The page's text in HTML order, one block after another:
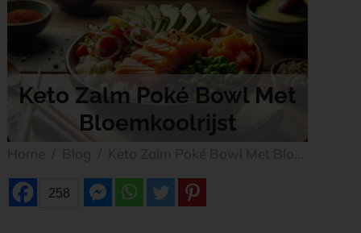
Keto Zalm Poké Bowl Met
Bloemkoolrijst
258